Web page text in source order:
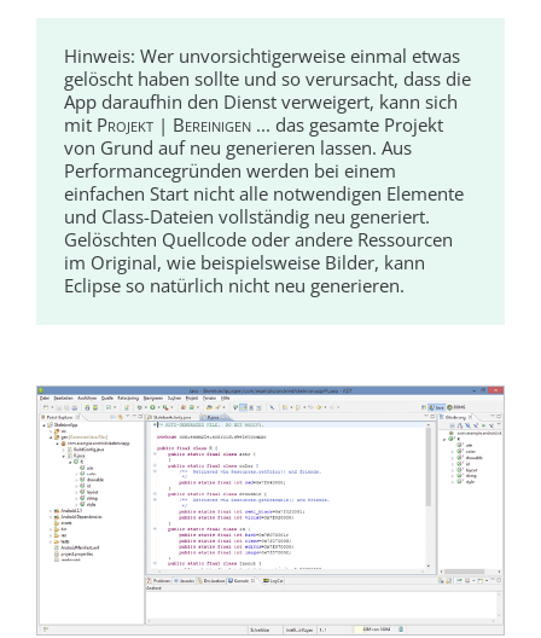
Hinweis: Wer unvorsichtigerweise einmal etwas
gelöscht haben sollte und so verursacht, dass die
App daraufhin den Dienst verweigert, kann sich
mit Projekt | Bereinigen ... das gesamte Projekt
von Grund auf neu generieren lassen. Aus
Performancegründen werden bei einem
einfachen Start nicht alle notwendigen Elemente
und Class-Dateien vollständig neu generiert.
Gelöschten Quellcode oder andere Ressourcen
im Original, wie beispielsweise Bilder, kann
Eclipse so natürlich nicht neu generieren.